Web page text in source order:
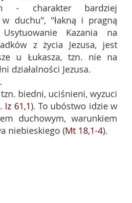
- charakter bardziej
duchu", "łakną i pragną
Usytuowanie Kazania na
z życia Jezusa, jest
u Łukasza, tzn. nie na
działalności Jezusa.
.
biedni, uciśnieni, wyzuci
Iz 61,1). To ubóstwo idzie w
duchowym, warunkiem
niebieskiego (Mt 18,1-4).